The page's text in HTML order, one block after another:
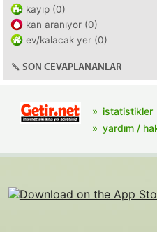
kayıp (0)
kan aranıyor (0)
ev/kalacak yer (0)
SON CEVAPLANANLAR
istatistikler
yardım /